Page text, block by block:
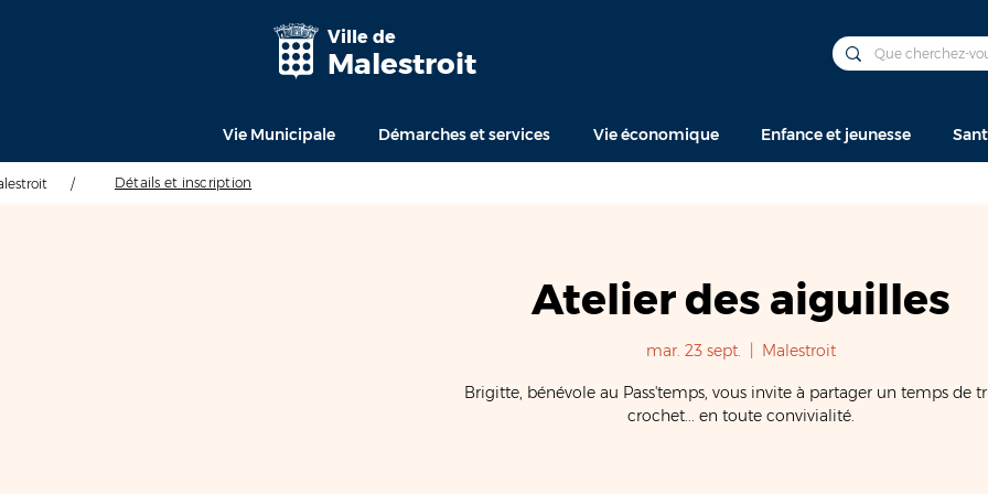
Ville de
Malestroit
Vie Municipale Démarches et services Vie économique Enfance et jeunesse
/ Détails et inscription
Atelier des aiguilles
mar. 23 sept. Malestroit
Brigitte, bénévole au Pass'temps, vous invite à partager un temps de
crochet... en toute convivialité.